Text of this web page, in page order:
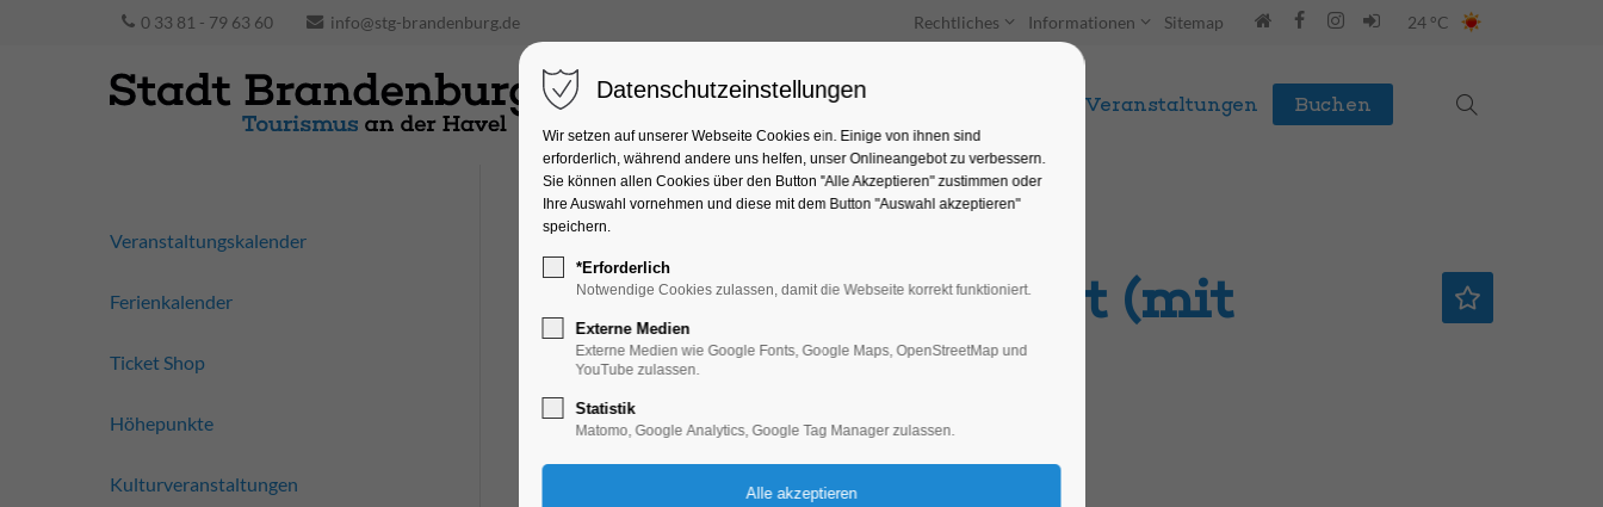
0 33 81 - 79 63 60 info@stg-brandenburg.de Rechtliches Informationen Sitemap 24 °C
Unterkünfte Entdecken & Erleben Veranstaltungen Buchen
Große Seenrundfahrt (mit
Kanincheninsel)
Schiffrundfahrt
18.08.2024, 11:00–13:30
Veranstaltungskalender
Ferienkalender
Ticket Shop
Höhepunkte
Kulturveranstaltungen
Datenschutzeinstellungen
Wir setzen auf unserer Webseite Cookies ein. Einige von ihnen sind
erforderlich, während andere uns helfen, unser Onlineangebot zu verbessern.
Sie können allen Cookies über den Button "Alle Akzeptieren" zustimmen oder
Ihre Auswahl vornehmen und diese mit dem Button "Auswahl akzeptieren"
speichern.
*Erforderlich
Notwendige Cookies zulassen, damit die Webseite korrekt funktioniert.
Externe Medien
Externe Medien wie Google Fonts, Google Maps, OpenStreetMap und
YouTube zulassen.
Statistik
Matomo, Google Analytics, Google Tag Manager zulassen.